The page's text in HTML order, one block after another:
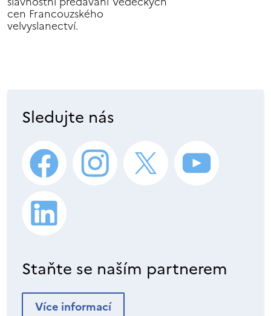
cen Francouzského
velvyslanectví.
Sledujte nás
Staňte se naším partnerem
Více informací